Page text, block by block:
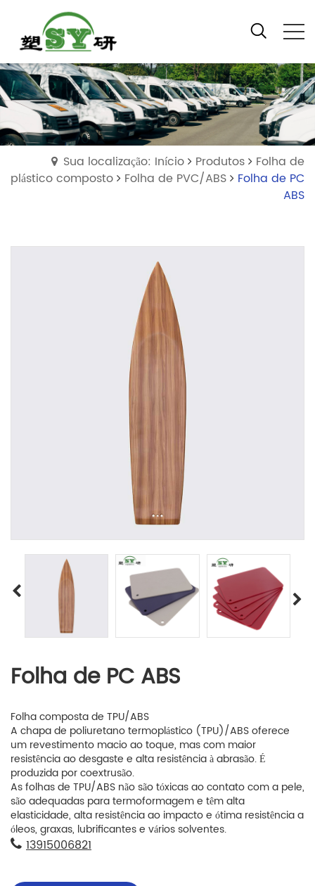
Sua localização: Início Produtos
Folha de
plástico composto
Folha de PVC/ABS
Folha de PC
ABS
Folha de PC ABS
Folha composta de TPU/ABS
A chapa de poliuretano termoplástico (TPU)/ABS oferece
um revestimento macio ao toque, mas com maior
resistência ao desgaste e alta resistência à abrasão. É
produzida por coextrusão.
As folhas de TPU/ABS não são tóxicas ao contato com a pele,
são adequadas para termoformagem e têm alta
elasticidade, alta resistência ao impacto e ótima resistência a
óleos, graxas, lubrificantes e vários solventes.
13915006821